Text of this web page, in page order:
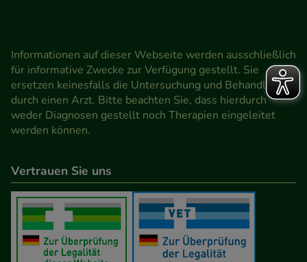
Informationen auf dieser Webseite werden ausschließlich
für informative Zwecke zur Verfügung gestellt. Sie
ersetzen keinesfalls die Untersuchung und Behandlung
durch einen Arzt. Bitte beachten Sie, dass hierdurch
weder Diagnosen gestellt noch Therapien eingeleitet
werden können.
Vertrauen Sie uns